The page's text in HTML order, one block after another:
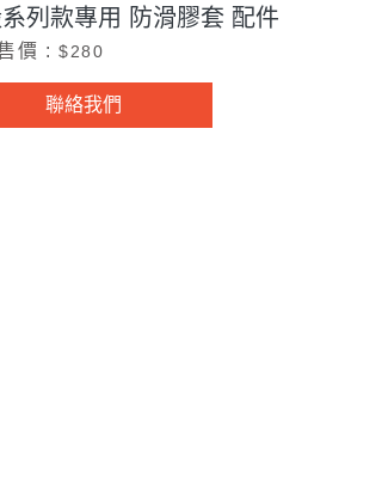
列款專用 防滑膠套 配件
價 :$280
聯絡我們